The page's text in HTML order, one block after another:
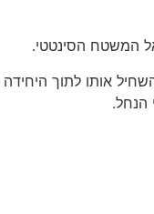
המשטח הסינטטי.
שיישאר רק ה"ראש", ולהשחיל אותו
הנחל.